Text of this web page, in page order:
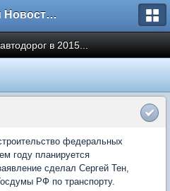
Форум Новостройки
в 2015...
федеральных
году планируется
сделал Сергей Тен,
РФ по транспорту.